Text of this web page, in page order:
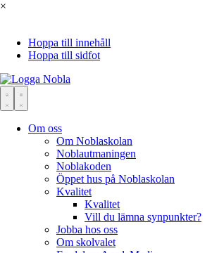
×
Hoppa till innehåll
Hoppa till sidfot
Om oss
Om Noblaskolan
Noblautmaningen
Noblakoden
Öppet hus på Noblaskolan
Kvalitet
Kvalitet
Vill du lämna synpunkter?
Jobba hos oss
Om skolvalet